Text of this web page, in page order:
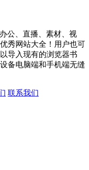
公、直播、素材、视
秀网站大全！用户也可
导入现有的浏览器书
备电脑端和手机端无缝
联系我们